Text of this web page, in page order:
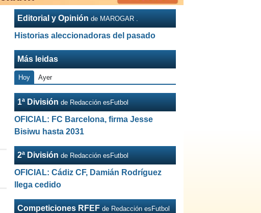
Editorial y Opinión de MAROGAR .
Historias aleccionadoras del pasado
Más leidas
Hoy Ayer
1ª División de Redacción esFutbol
OFICIAL: FC Barcelona, firma Jesse
Bisiwu hasta 2031
2ª División de Redacción esFutbol
OFICIAL: Cádiz CF, Damián Rodríguez
llega cedido
Competiciones RFEF de Redacción esFutbol